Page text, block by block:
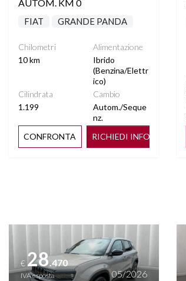
AUTOM. KM 0
FIAT GRANDE PANDA
Chilometri
10 km
Alimentazione
Ibrido
(Benzina/Elettr
ico)
Cilindrata
1.199
Cambio
Autom./Seque
nz.
CONFRONTA
RICHIEDI INFO
Vedi dettagli
€28.470
IVA esposta 05/2026